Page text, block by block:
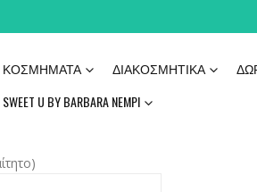
ΚΟΣΜΉΜΑΤΑ ΔΙΑΚΟΣΜΗΤΙΚΆ
SWEET U BY BARBARA NEMPI